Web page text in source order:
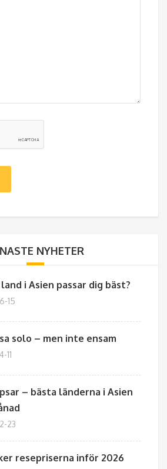
NYHETER
i Asien passar dig bäst?
15
solo – men inte ensam
11
– bästa länderna i Asien
23
resepriserna inför 2026